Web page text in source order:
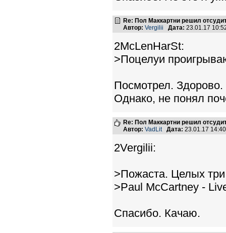
Re: Пол Маккартни решил
Автор: Vergilii Дата: 23.01.17
2McLenHarSt:
>Поцелуи
Посмотрел. Здорово.
Однако, не понял
Re: Пол Маккартни решил
Автор: VadLit Дата: 23.01.17
2Vergilii:
>Пожаста. Целых
>Paul McCartney -
Спасибо. Качаю.